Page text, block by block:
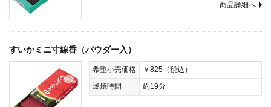
商品詳細へ
すいかミニ寸線香（パウダー入）
希望小売価格
￥825（税込）
燃焼時間
約19分